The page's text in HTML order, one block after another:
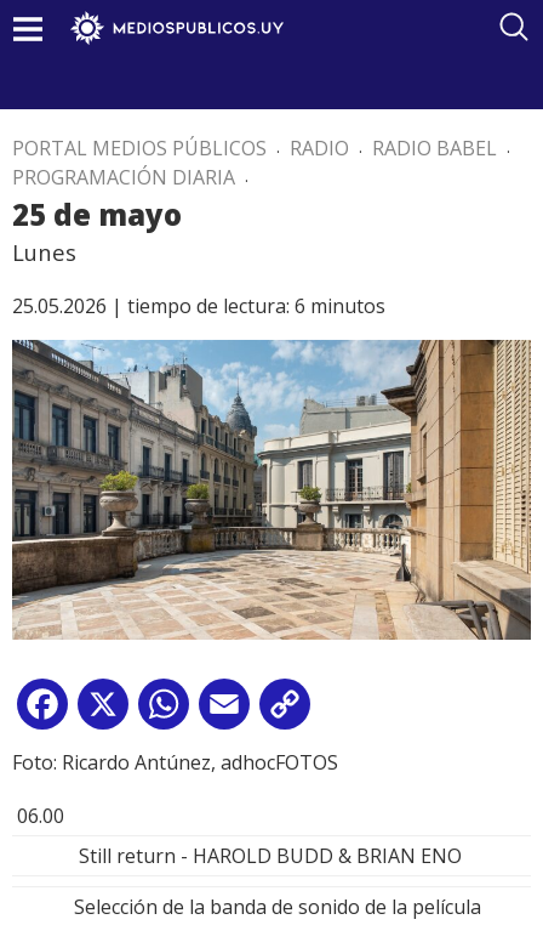
PORTAL MEDIOS PÚBLICOS . RADIO . RADIO BABEL .
PROGRAMACIÓN DIARIA .
25 de mayo
Lunes
25.05.2026 | tiempo de lectura: 6 minutos
Facebook
X WhatsApp
Email
Link
Foto: Ricardo Antúnez, adhocFOTOS
06.00
Still return - HAROLD BUDD & BRIAN ENO
Selección de la banda de sonido de la película